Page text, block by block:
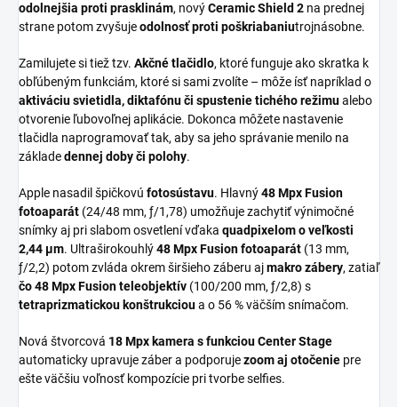
odolnejšia proti prasklinám, novýCeramic Shield 2 na prednej
strane potom zvyšujeodolnosť proti poškriabaniutrojnásobne.
Zamilujete si tiež tzv. Akčné tlačidlo, ktoré funguje ako skratka k
obľúbeným funkciám, ktoré si sami zvolíte – môže ísť napríklad o
aktiváciu svietidla, diktafónu či spustenie tichého režimualebo
otvorenie ľubovoľnej aplikácie. Dokonca môžete nastavenie
tlačidla naprogramovať tak, aby sa jeho správanie menilo na
základedennej doby či polohy.
Apple nasadil špičkovú fotosústavu. Hlavný48 Mpx Fusion
fotoaparát (24/48 mm, ƒ/1,78) umožňuje zachytiť výnimočné
snímky aj pri slabom osvetlení vďaka quadpixelom o veľkosti
2,44 μm. Ultraširokouhlý48 Mpx Fusion fotoaparát (13 mm,
ƒ/2,2) potom zvláda okrem širšieho záberu ajmakro zábery, zatiaľ
čo48 Mpx Fusion teleobjektív (100/200 mm, ƒ/2,8) s
tetraprizmatickou konštrukcioua o 56 % väčším snímačom.
Nová štvorcová 18 Mpx kamera s funkciou Center Stage
automaticky upravuje záber a podporujezoom aj otočenie pre
ešte väčšiu voľnosť kompozície pri tvorbe selfies.